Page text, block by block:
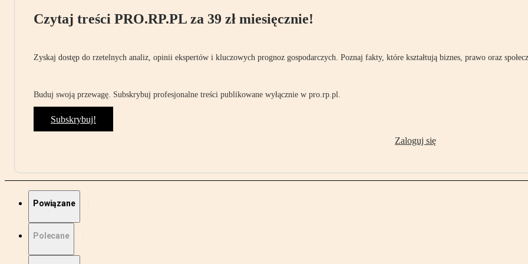
Czytaj treści PRO.RP.PL za 39 zł miesięcznie!
Zyskaj dostęp do rzetelnych analiz, opinii ekspertów i kluczowych prognoz gospodarczych. Poznaj fakty, które kształtują biznes, prawo oraz
Buduj swoją przewagę. Subskrybuj profesjonalne treści publikowane wyłącznie w pro.rp.pl.
Subskrybuj!
Zaloguj się
Powiązane
Polecane